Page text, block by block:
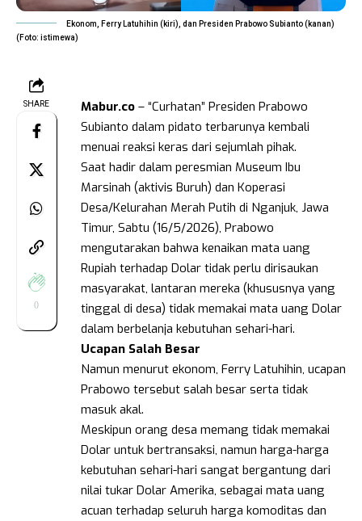
Ekonom, Ferry Latuhihin (kiri), dan Presiden Prabowo Subianto (kanan)
(Foto: istimewa)
SHARE
0
Mabur.co – “Curhatan” Presiden Prabowo
Subianto dalam pidato terbarunya kembali
menuai reaksi keras dari sejumlah pihak.
Saat hadir dalam peresmian Museum Ibu
Marsinah (aktivis Buruh) dan Koperasi
Desa/Kelurahan Merah Putih di Nganjuk, Jawa
Timur, Sabtu (16/5/2026), Prabowo
mengutarakan bahwa kenaikan mata uang
Rupiah terhadap Dolar tidak perlu dirisaukan
masyarakat, lantaran mereka (khususnya yang
tinggal di desa) tidak memakai mata uang Dolar
dalam berbelanja kebutuhan sehari-hari.
Ucapan Salah Besar
Namun menurut ekonom, Ferry Latuhihin, ucapan
Prabowo tersebut salah besar serta tidak
masuk akal.
Meskipun orang desa memang tidak memakai
Dolar untuk bertransaksi, namun harga-harga
kebutuhan sehari-hari sangat bergantung dari
nilai tukar Dolar Amerika, sebagai mata uang
acuan terhadap seluruh harga komoditas dan